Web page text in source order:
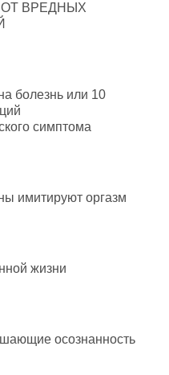
ВРЕДНЫХ
болезнь или 10
симптома
имитируют оргазм
жизни
осознанность